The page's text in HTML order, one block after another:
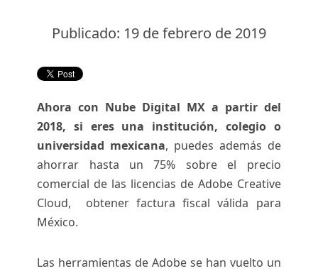
Publicado: 19 de febrero de 2019
Ahora con Nube Digital MX a partir del
2018, si eres una institución, colegio o
universidad mexicana, puedes además de
ahorrar hasta un 75% sobre el precio
comercial de las licencias de Adobe Creative
Cloud, obtener factura fiscal válida para
México.
Las herramientas de Adobe se han vuelto un